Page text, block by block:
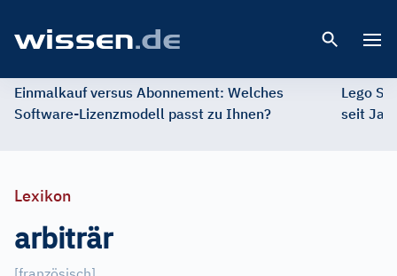
Einmalkauf versus Abonnement: Welches
Software-Lizenzmodell passt zu Ihnen?
Lego
seit
Lexikon
arbiträr